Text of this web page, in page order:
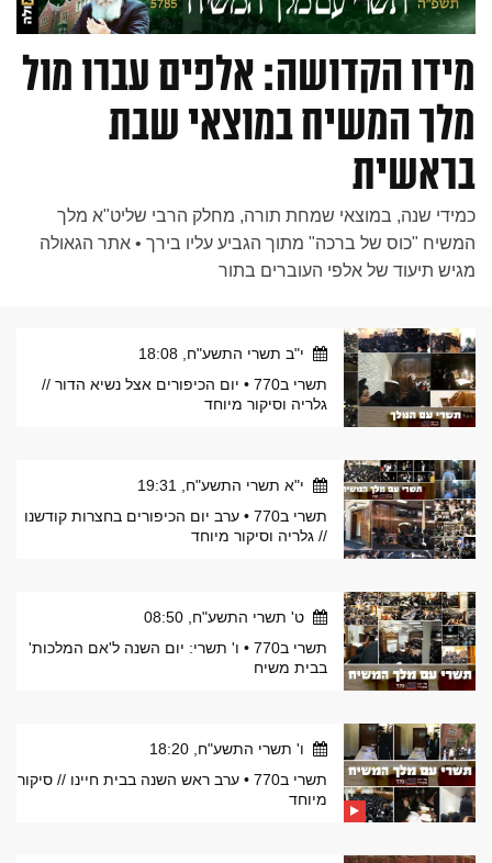
מידו הקדושה: אלפים עברו מול
מלך המשיח במוצאי שבת
בראשית
כמידי שנה, במוצאי שמחת תורה, מחלק הרבי שליט"א מלך
המשיח "כוס של ברכה" מתוך הגביע עליו בירך • אתר הגאולה
מגיש תיעוד של אלפי העוברים בתור
י"ב תשרי התשע"ח, 18:08
תשרי ב770 • יום הכיפורים אצל נשיא הדור //
גלריה וסיקור מיוחד
י"א תשרי התשע"ח, 19:31
תשרי ב770 • ערב יום הכיפורים בחצרות קודשנו
// גלריה וסיקור מיוחד
ט' תשרי התשע"ח, 08:50
תשרי ב770 • ו' תשרי: יום השנה ל'אם המלכות'
בבית משיח
ו' תשרי התשע"ח, 18:20
תשרי ב770 • ערב ראש השנה בבית חיינו // סיקור
מיוחד